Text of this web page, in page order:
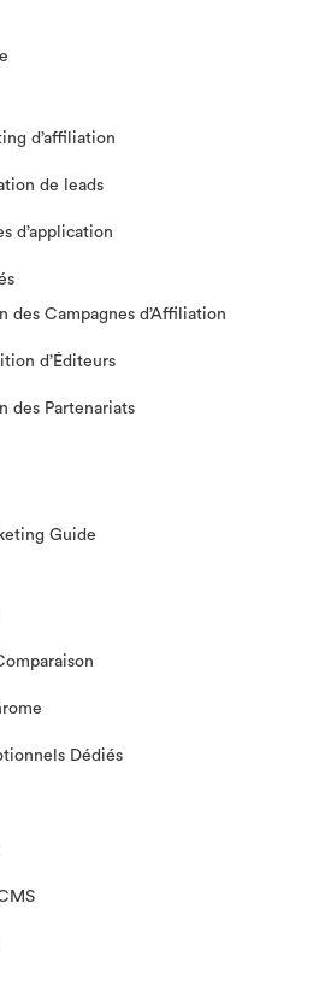
d’affiliation
de leads
d’application
des Campagnes d’Affiliation​
d’Éditeurs
des Partenariats
Guide
Dédiés